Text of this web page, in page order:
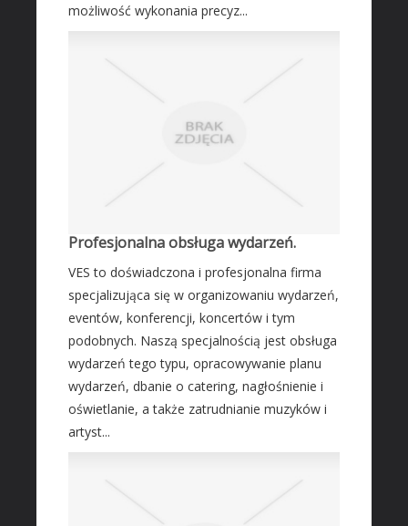
Leczenie
możliwość wykonania precyz...
Profesjonalna obsługa wydarzeń.
VES to doświadczona i profesjonalna firma
specjalizująca się w organizowaniu wydarzeń,
eventów, konferencji, koncertów i tym
podobnych. Naszą specjalnością jest obsługa
wydarzeń tego typu, opracowywanie planu
wydarzeń, dbanie o catering, nagłośnienie i
oświetlanie, a także zatrudnianie muzyków i
artyst...